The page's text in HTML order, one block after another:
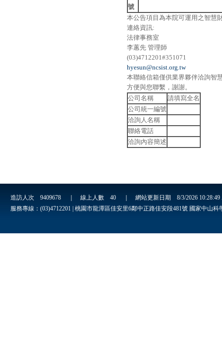
號
本公告項目為本院可運用之智慧
連絡資訊:
法律事務室
李蕙先 管理師
(03)4712201#351071
hyesun@ncsist.org.tw
本聯絡信箱僅供業界夥伴洽詢智
方便與您聯繫，謝謝。
公司名稱
請填寫全名
公司統一編號
洽詢人名稱
聯絡電話
洽詢內容簡述
造訪人次 9409678 ｜ 線上人數 40 ｜ 網站更新日期 8/3/2026
服務專線：(03)4712201 | 桃園市龍潭區佳安里6鄰中正路佳安段481號 國家中山